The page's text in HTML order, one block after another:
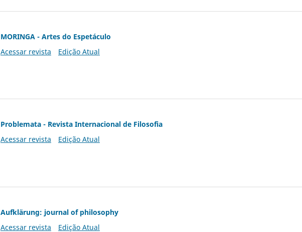
MORINGA - Artes do Espetáculo
Acessar revista
Edição Atual
Problemata - Revista Internacional de Filosofia
Acessar revista
Edição Atual
Aufklärung: journal of philosophy
Acessar revista
Edição Atual